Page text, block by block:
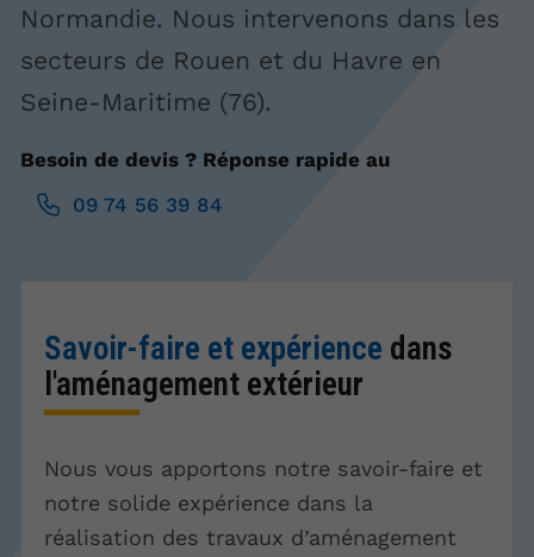
Normandie. Nous intervenons dans les
secteurs de Rouen et du Havre en
Seine-Maritime (76).
Besoin de devis ? Réponse rapide au
09 74 56 39 84
Savoir-faire et expérience dans
l'aménagement extérieur
Nous vous apportons notre savoir-faire et
notre solide expérience dans la
réalisation des travaux d’aménagement